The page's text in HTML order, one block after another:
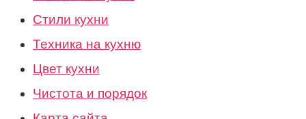
Стили кухни
Техника на кухню
Цвет кухни
Чистота и порядок